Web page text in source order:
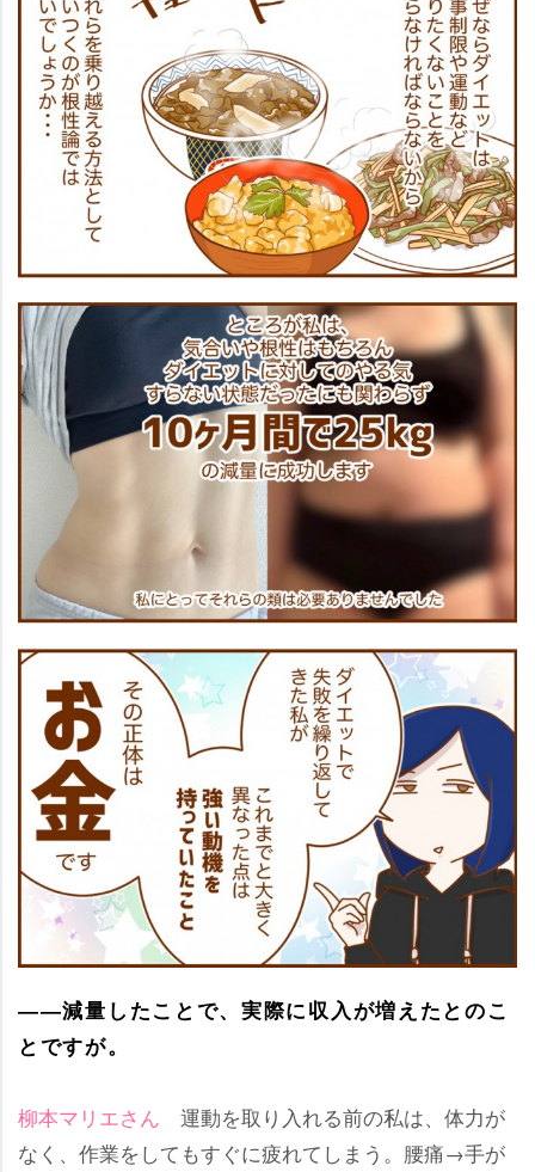
――減量したことで、実際に収入が増えたとのこ
とですが。
柳本マリエさん 運動を取り入れる前の私は、体力が
なく、作業をしてもすぐに疲れてしまう。腰痛→手が